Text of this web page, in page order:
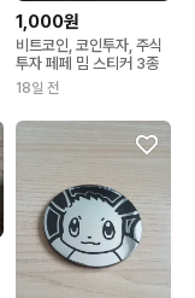
1,000원
비트코인, 코인투자, 주식
투자 페페 밈 스티커 3종
18일 전